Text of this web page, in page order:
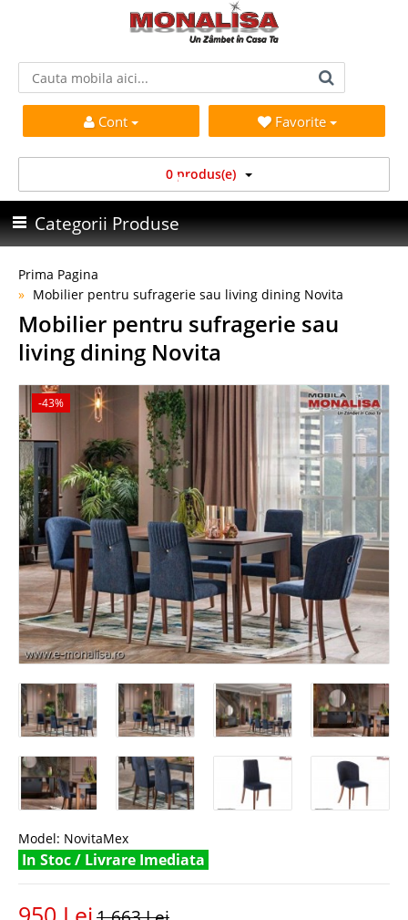
Cont Favorite
0 produs(e)
Categorii Produse
Prima Pagina
Mobilier pentru sufragerie sau living dining Novita
Mobilier pentru sufragerie sau
living dining Novita
-43%
Model: NovitaMex
In Stoc / Livrare Imediata